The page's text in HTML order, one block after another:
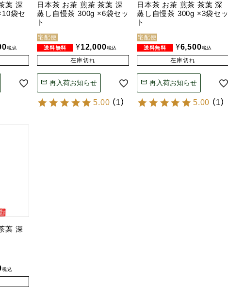
葉 深
袋セ
税込
日本茶 お茶 煎茶 茶葉 深
蒸し自慢茶 300g ×6袋セッ
ト
宅配便
¥12,000税込
在庫切れ
再入荷お知らせ
5.00 （1）
日本茶 お茶 煎茶 茶葉 深
蒸し自慢茶 300g ×3袋セッ
ト
宅配便
¥6,500税込
在庫切れ
再入荷お知らせ
5.00 （1）
葉 深
税込